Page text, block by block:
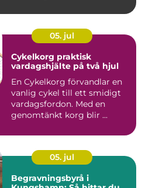
05. jul
Cykelkorg praktisk
vardagshjälte på två hjul
En Cykelkorg förvandlar en
vanlig cykel till ett smidigt
vardagsfordon. Med en
genomtänkt korg blir ...
05. jul
Begravningsbyrå i